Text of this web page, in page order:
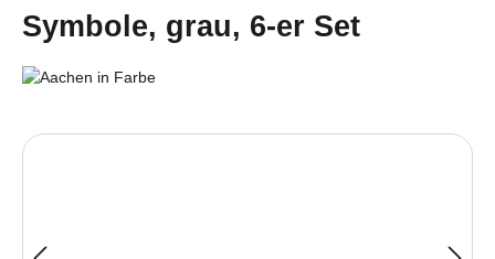
Symbole, grau, 6-er Set
Bildergalerie überspringen